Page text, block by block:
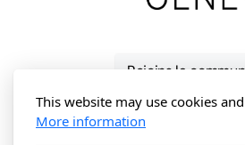
Rejoins la
This website may use cookies
More information